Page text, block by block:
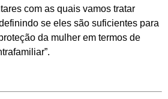
com as quais vamos tratar
se eles são suficientes para
da mulher em termos de